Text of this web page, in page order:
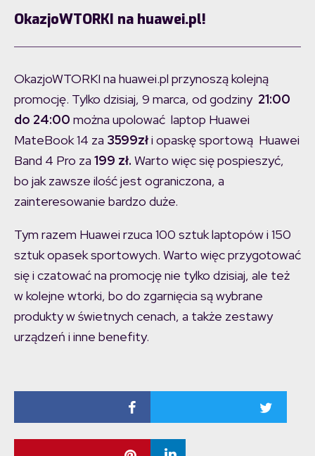
OkazjoWTORKI na huawei.pl!
OkazjoWTORKI na huawei.pl przynoszą kolejną
promocję. Tylko dzisiaj, 9 marca, od godziny 21:00
do 24:00 można upolować laptop Huawei
MateBook 14 za 3599złi opaskę sportową Huawei
Band 4 Pro za 199 zł. Warto więc się pospieszyć,
bo jak zawsze ilość jest ograniczona, a
zainteresowanie bardzo duże.
Tym razem Huawei rzuca 100 sztuk laptopów i 150
sztuk opasek sportowych. Warto więc przygotować
się i czatować na promocję nie tylko dzisiaj, ale też
w kolejne wtorki, bo do zgarnięcia są wybrane
produkty w świetnych cenach, a także zestawy
urządzeń i inne benefity.